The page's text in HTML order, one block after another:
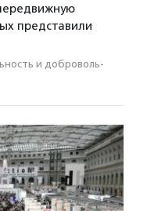
представили
и доброволь­